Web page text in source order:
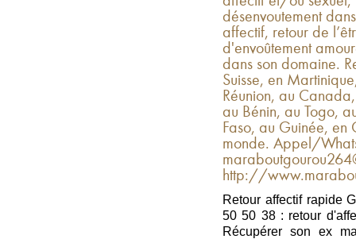
désenvoutement
affectif, retour de
d'envoûtement
dans son domaine.
Suisse, en
Réunion, au
au Bénin, au Togo,
Faso, au Guinée, en
monde. Appel/
http://
Retour affectif rapide
50 50 38 : retour
Récupérer son ex